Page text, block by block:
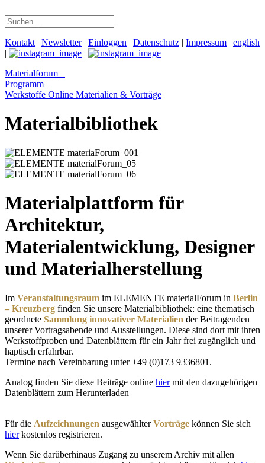
Kontakt | Newsletter| Einloggen | Datenschutz | Impressum | english
|
|
Materialforum
Programm
Werkstoffe Online Materialien & Vorträge
Materialbibliothek
Materialplattform für
Architektur,
Materialentwicklung, Designer
und Materialherstellung
Im Veranstaltungsraum im ELEMENTE materialForum in Berlin
– Kreuzberg finden Sie unsere Materialbibliothek: eine thematisch
geordnete Sammlung innovativer Materialien der Beitragenden
unserer Vortragsabende und Ausstellungen. Diese sind dort mit ihren
Werkstoffproben und Datenblättern für ein Jahr frei zugänglich und
haptisch erfahrbar.
Termine nach Vereinbarung unter +49 (0)173 9336801.
Analog finden Sie diese Beiträge online hiermit den dazugehörigen
Datenblättern zum Herunterladen
Für die Aufzeichnungen ausgewählterVorträge können Sie sich
hierkostenlos registrieren.
Wenn Sie darüberhinaus Zugang zu unserem Archiv mit allen